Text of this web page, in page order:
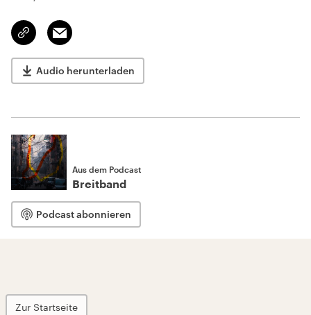
Link
kopieren/teilen
Email
Audio herunterladen
Aus dem Podcast
Breitband
Podcast abonnieren
Zur Startseite